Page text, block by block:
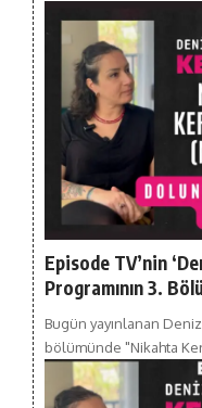
Episode TV’nin
Programının 3.
Bugün yayınlanan
bölümünde "Nikahta